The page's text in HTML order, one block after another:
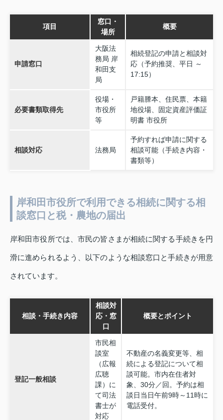
項目
窓口・
場所
概要
申請窓口
大阪法
務局 岸
和田支
局
相続登記の申請と相談対
応（予約推奨、平日 ～
17:15）
必要書類取得先
役場・
市役所
等
戸籍謄本、住民票、本籍
地役場、固定資産評価証
明書 市役所
相談対応 法務局
予約すれば申請に関する
相談可能（手続き内容・
書類等）
岸和田市役所で利用できる相続に関する相
談窓口と税・農地の届出
岸和田市役所では、市民の皆さまが相続に関する手続きを円
滑に進められるよう、以下のような相談窓口と手続きが用意
されています。
相談・手続き内容
相談対
応・窓
口
概要とポイント
登記一般相談
市民相
談室
（広報
広聴
課）に
て司法
書士が
対応
不動産の名義変更等、相
続による登記について相
談可能。市内在住者対
象、30分／回。予約は相
談日当日午前9時～11時に
電話受付。